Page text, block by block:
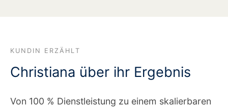
KUNDIN ERZÄHLT
Christiana über ihr Ergebnis
Von 100 % Dienstleistung zu einem skalierbaren